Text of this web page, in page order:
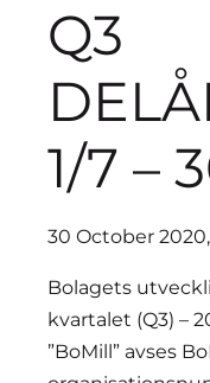
Q3
1/7 –
30 October
Bolagets
kvartalet (Q3) –
”BoMill” avses